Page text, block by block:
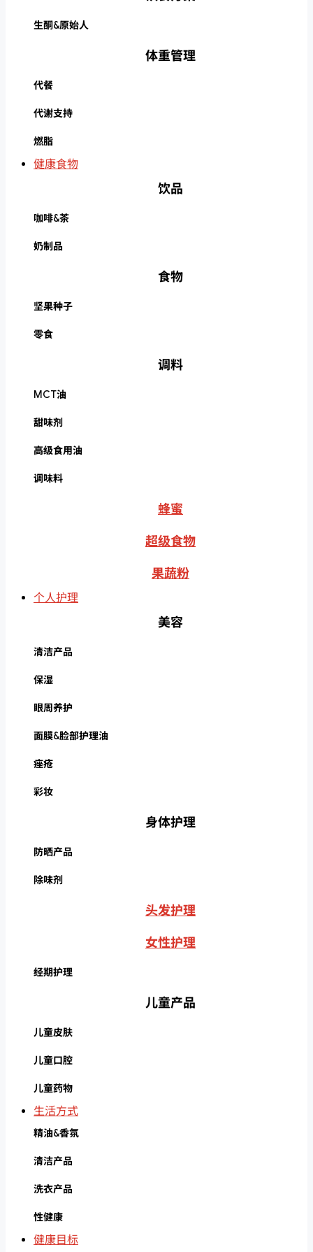
生酮&原始人
体重管理
代餐
代谢支持
燃脂
健康食物
饮品
咖啡&茶
奶制品
食物
坚果种子
零食
调料
MCT油
甜味剂
高级食用油
调味料
蜂蜜
超级食物
果蔬粉
个人护理
美容
清洁产品
保湿
眼周养护
面膜&脸部护理油
痤疮
彩妆
身体护理
防晒产品
除味剂
头发护理
女性护理
经期护理
儿童产品
儿童皮肤
儿童口腔
儿童药物
生活方式
精油&香氛
清洁产品
洗衣产品
性健康
健康目标